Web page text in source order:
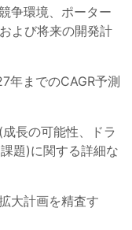
争環境、ポーター
よび将来の開発計
年までのCAGR予測
長の可能性、ドラ
題)に関する詳細な
大計画を精査す